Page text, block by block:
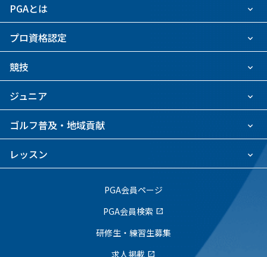
PGAとは
プロ資格認定
競技
ジュニア
ゴルフ普及・地域貢献
レッスン
PGA会員ページ
PGA会員検索 open_in_new
研修生・練習生募集
求人掲載 open_in_new